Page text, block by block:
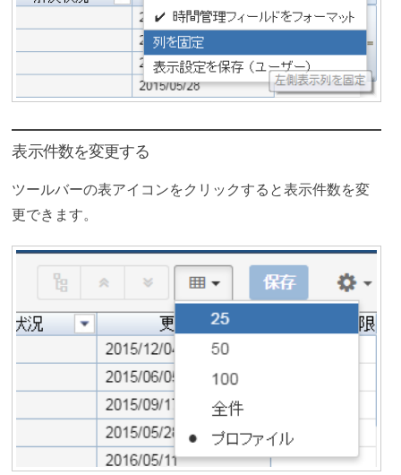
表示件数を変更する
ツールバーの表アイコンをクリックすると表示件数を変
更できます。